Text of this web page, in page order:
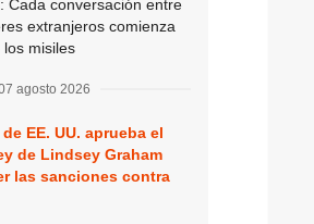
Cada conversación entre
extranjeros comienza
misiles
agosto 2026
EE. UU. aprueba el
de Lindsey Graham
las sanciones contra